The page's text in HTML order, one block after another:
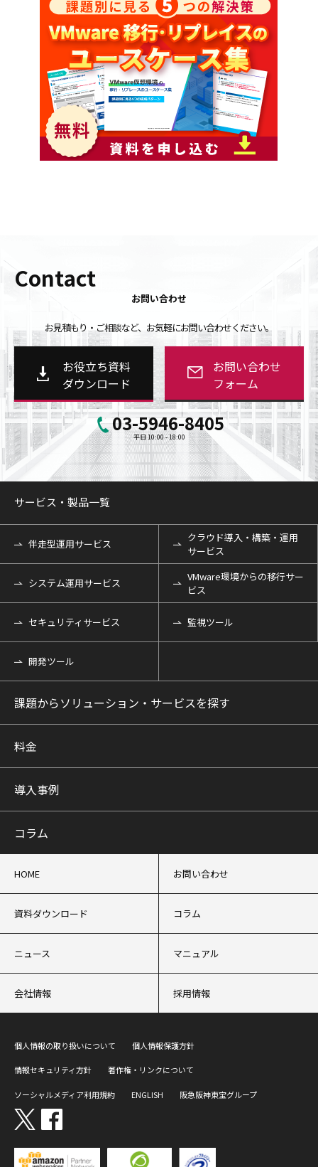
Contact
お問い合わせ
お見積もり・ご相談など、お気軽にお問い合わせください。
お役立ち資料
ダウンロード
お問い合わせ
フォーム
03-5946-8405
平日 10:00 - 18:00
サービス・製品一覧
伴走型運用サービス
クラウド導入・構築・運用
サービス
システム運用サービス
VMware環境からの移行サー
ビス
セキュリティサービス 監視ツール
開発ツール
課題からソリューション・サービスを探す
料金
導入事例
コラム
HOME お問い合わせ
資料ダウンロード コラム
ニュース マニュアル
会社情報 採用情報
個人情報の取り扱いについて 個人情報保護方針
情報セキュリティ方針 著作権・リンクについて
ソーシャルメディア利用規約 ENGLISH 阪急阪神東宝グループ